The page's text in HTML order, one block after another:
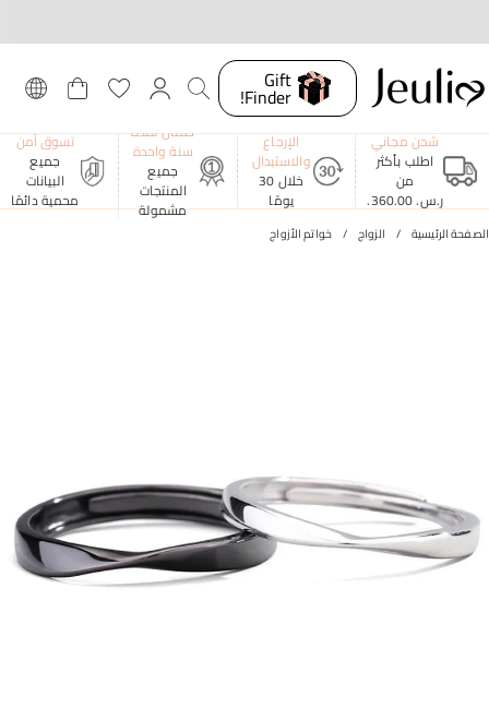
Gift
Finder!
شحن مجاني
اطلب بأكثر
من
ر.س.‏ 360.00.
الإرجاع
والاستبدال
خلال 30
يومًا
ضمان لمدة
سنة واحدة
جميع
المنتجات
مشمولة
تسوق آمن
جميع
البيانات
محمية دائمًا
الصفحة الرئيسية الزواج خواتم الأزواج